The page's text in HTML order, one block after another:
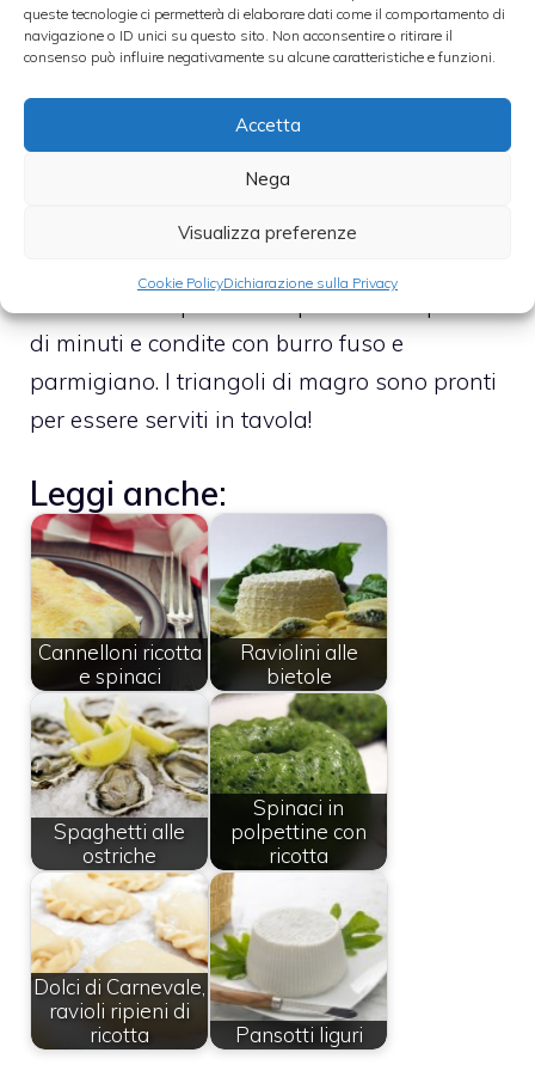
queste tecnologie ci permetterà di elaborare dati come il comportamento di
navigazione o ID unici su questo sito. Non acconsentire o ritirare il
consenso può influire negativamente su alcune caratteristiche e funzioni.
Accetta
Nega
Visualizza preferenze
Cookie PolicyDichiarazione sulla Privacy
tritati rimanenti. Stendete le due paste,
quella gialla e quella verde, in una sfoglia
molto sottile e taglietela a triangoli.
Disponete dunque un cucchiaino di ripieno
sui triangoli di pasta gialla. Poi usate quelli
verdi, sovrapponendoli ai triangolo “conditi”,
di minuti e condite con burro fuso e
parmigiano. I triangoli di magro sono pronti
per essere serviti in tavola!
Leggi anche:
Cannelloni ricotta
e spinaci
Raviolini alle
bietole
Spaghetti alle
ostriche
Spinaci in
polpettine con
ricotta
Dolci di Carnevale,
ravioli ripieni di
ricotta
Pansotti liguri